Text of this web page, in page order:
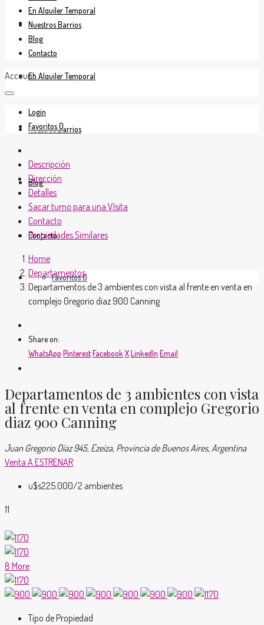
En Venta
En Alquiler Temporal
Nuestros Barrios
Blog
Contacto
Favoritos0
En Alquiler Temporal
Nuestros Barrios
Blog
Contacto
Account
Login
Favoritos0
Descripción
Dirección
Detalles
Sacar turno para una VIsita
Contacto
Propiedades Similares
Home
Departamentos
Departamentos de 3 ambientes con vista al frente en venta en
complejo Gregorio diaz 900 Canning
Share on:
WhatsApp PinterestFacebook XLinkedIn Email
Departamentos de 3 ambientes con vista
al frente en venta en complejo Gregorio
diaz 900 Canning
Juan Gregorio Díaz 945, Ezeiza, Provincia de Buenos Aires, Argentina
Venta A ESTRENAR
u$s225.000/2 ambientes
11
8 More
Tipo de Propiedad